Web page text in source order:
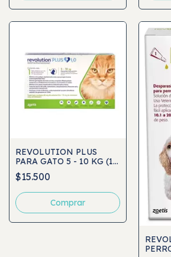
REVOLUTION PLUS
PARA GATO 5 - 10 KG (1
ML)
$15.500